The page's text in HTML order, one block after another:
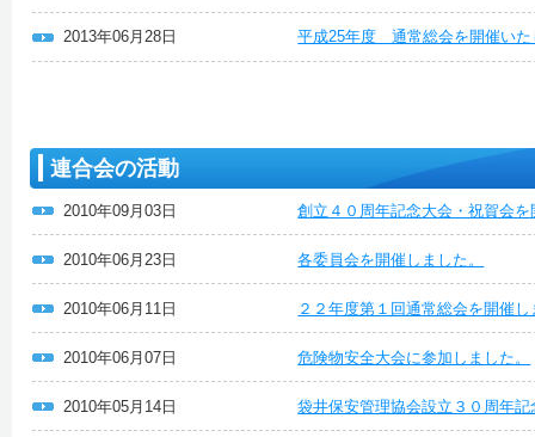
2013年06月28日 平成25年度 通常総会を開催いた
連合会の活動
2010年09月03日 創立４０周年記念大会・祝賀会
2010年06月23日 各委員会を開催しました。
2010年06月11日 ２２年度第１回通常総会を開催
2010年06月07日 危険物安全大会に参加しました。
2010年05月14日 袋井保安管理協会設立３０周年